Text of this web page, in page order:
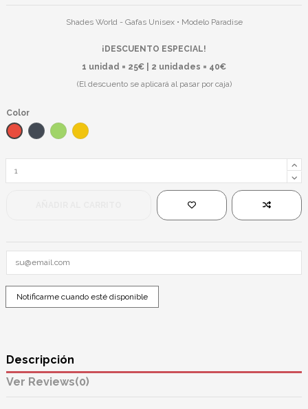
Shades World - Gafas Unisex • Modelo Paradise
¡DESCUENTO ESPECIAL!
1 unidad = 25€ | 2 unidades = 40€
(El descuento se aplicará al pasar por caja)
Color
Rojo
Negro Verde Amarillo
Descripción
Reviews(0)